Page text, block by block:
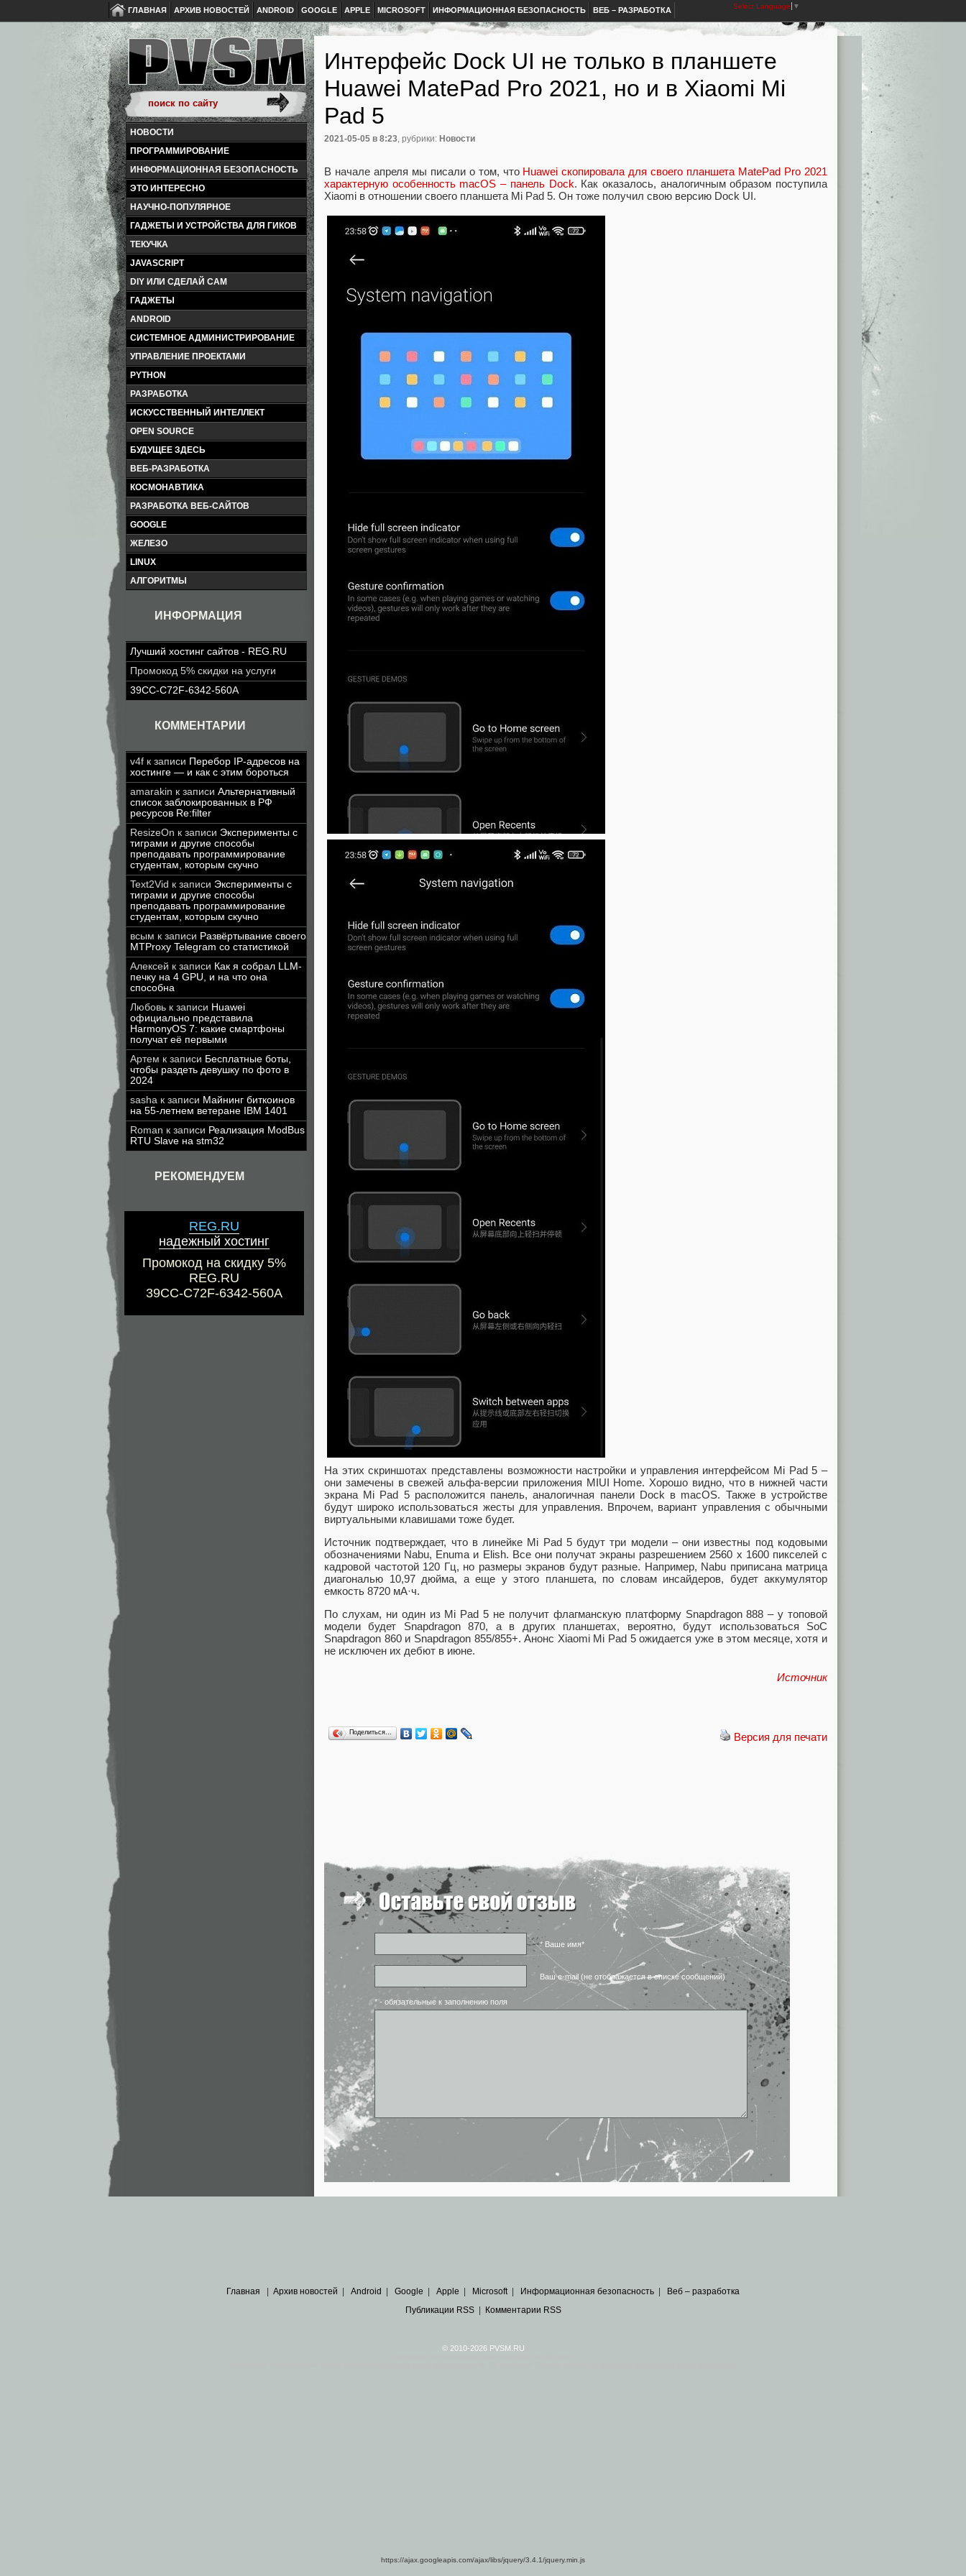
ГЛАВНАЯ АРХИВ НОВОСТЕЙ ANDROID GOOGLE APPLE MICROSOFT ИНФОРМАЦИОННАЯ БЕЗОПАСНОСТЬ ВЕБ – РАЗРАБОТКА Select Language ▼
НОВОСТИ
ПРОГРАММИРОВАНИЕ
ИНФОРМАЦИОННАЯ БЕЗОПАСНОСТЬ
ЭТО ИНТЕРЕСНО
НАУЧНО-ПОПУЛЯРНОЕ
ГАДЖЕТЫ И УСТРОЙСТВА ДЛЯ ГИКОВ
ТЕКУЧКА
JAVASCRIPT
DIY ИЛИ СДЕЛАЙ САМ
ГАДЖЕТЫ
ANDROID
СИСТЕМНОЕ АДМИНИСТРИРОВАНИЕ
УПРАВЛЕНИЕ ПРОЕКТАМИ
PYTHON
РАЗРАБОТКА
ИСКУССТВЕННЫЙ ИНТЕЛЛЕКТ
OPEN SOURCE
БУДУЩЕЕ ЗДЕСЬ
ВЕБ-РАЗРАБОТКА
КОСМОНАВТИКА
РАЗРАБОТКА ВЕБ-САЙТОВ
GOOGLE
ЖЕЛЕЗО
LINUX
АЛГОРИТМЫ
ИНФОРМАЦИЯ
Лучший хостинг сайтов - REG.RU
Промокод 5% скидки на услуги
39CC-C72F-6342-560A
КОММЕНТАРИИ
v4f к записи Перебор IP-адресов на
хостинге — и как с этим бороться
amarakin к записи Альтернативный
список заблокированных в РФ
ресурсов Re:filter
ResizeOn к записи Эксперименты с
тиграми и другие способы
преподавать программирование
студентам, которым скучно
Text2Vid к записи Эксперименты с
тиграми и другие способы
преподавать программирование
студентам, которым скучно
всым к записи Развёртывание своего
MTProxy Telegram со статистикой
Алексей к записи Как я собрал LLM-
печку на 4 GPU, и на что она
способна
Любовь к записи Huawei
официально представила
HarmonyOS 7: какие смартфоны
получат её первыми
Артем к записи Бесплатные боты,
чтобы раздеть девушку по фото в
2024
sasha к записи Майнинг биткоинов
на 55-летнем ветеране IBM 1401
Roman к записи Реализация ModBus
RTU Slave на stm32
РЕКОМЕНДУЕМ
REG.RU
надежный хостинг
Промокод на скидку 5%
REG.RU
39CC-C72F-6342-560A
Интерфейс Dock UI не только в планшете
Huawei MatePad Pro 2021, но и в Xiaomi Mi
Pad 5
2021-05-05 в 8:23, рубрики: Новости
В начале апреля мы писали о том, что Huawei скопировала для своего планшета MatePad Pro 2021
характерную особенность macOS – панель Dock. Как оказалось, аналогичным образом поступила
Xiaomi в отношении своего планшета Mi Pad 5. Он тоже получил свою версию Dock UI.
На этих скриншотах представлены возможности настройки и управления интерфейсом Mi Pad 5 –
они замечены в свежей альфа-версии приложения MIUI Home. Хорошо видно, что в нижней части
экрана Mi Pad 5 расположится панель, аналогичная панели Dock в macOS. Также в устройстве
будут широко использоваться жесты для управления. Впрочем, вариант управления с обычными
виртуальными клавишами тоже будет.
Источник подтверждает, что в линейке Mi Pad 5 будут три модели – они известны под кодовыми
обозначениями Nabu, Enuma и Elish. Все они получат экраны разрешением 2560 х 1600 пикселей с
кадровой частотой 120 Гц, но размеры экранов будут разные. Например, Nabu приписана матрица
диагональю 10,97 дюйма, а еще у этого планшета, по словам инсайдеров, будет аккумулятор
емкость 8720 мА·ч.
По слухам, ни один из Mi Pad 5 не получит флагманскую платформу Snapdragon 888 – у топовой
модели будет Snapdragon 870, а в других планшетах, вероятно, будут использоваться SoC
Snapdragon 860 и Snapdragon 855/855+. Анонс Xiaomi Mi Pad 5 ожидается уже в этом месяце, хотя и
не исключен их дебют в июне.
Источник
Версия для печати
Поделиться…
* Ваше имя*
Ваш e-mail (не отображается в списке сообщений)
* - обязательные к заполнению поля
Главная Архив новостей Android Google Apple Microsoft| Информационная безопасность
Веб – разработка
Публикации RSS| Комментарии RSS
© 2010-2026 PVSM.RU
https://ajax.googleapis.com/ajax/libs/jquery/3.4.1/jquery.min.js